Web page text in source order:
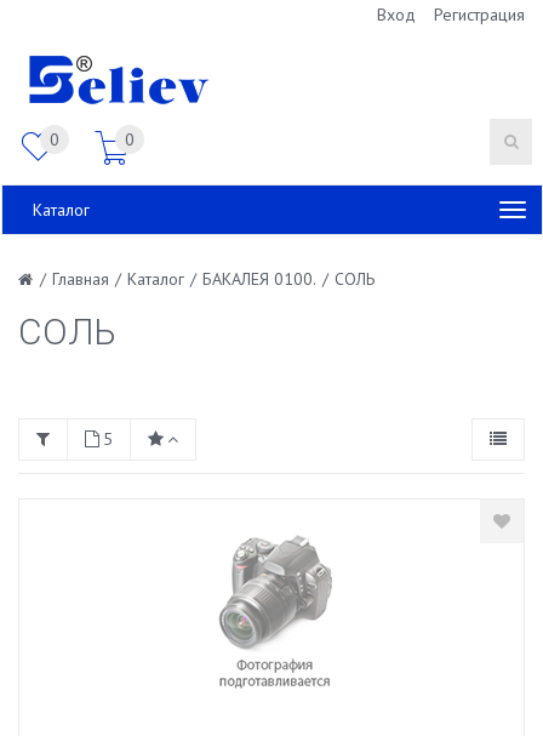
Вход Регистрация
0 0
Каталог
/ Главная / Каталог / БАКАЛЕЯ 0100. / СОЛЬ
СОЛЬ
5